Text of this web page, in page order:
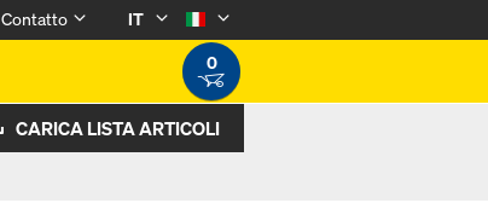
Contatto
IT
0
CARICA LISTA ARTICOLI